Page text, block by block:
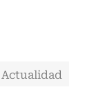
Actualidad